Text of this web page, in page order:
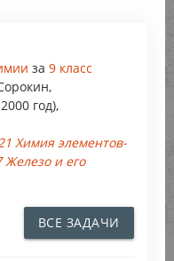
за 9 класс
год),
Химия элементов-
Железо и его
ВСЕ ЗАДАЧИ